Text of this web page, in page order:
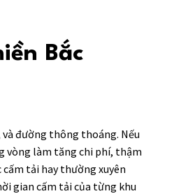
Bắc
đường thông thoáng. Nếu
vòng làm tăng chi phí, thậm
tải hay thường xuyên
gian cấm tải của từng khu